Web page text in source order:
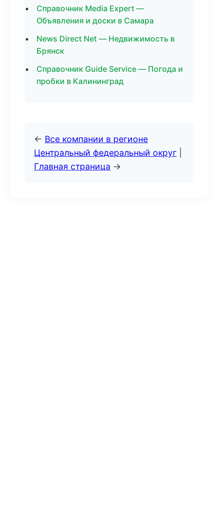
Справочник Media Expert —
Объявления и доски в Самара
News Direct Net — Недвижимость в
Брянск
Справочник Guide Service — Погода и
пробки в Калининград
← Все компании в регионе
Центральный федеральный округ
Главная страница →